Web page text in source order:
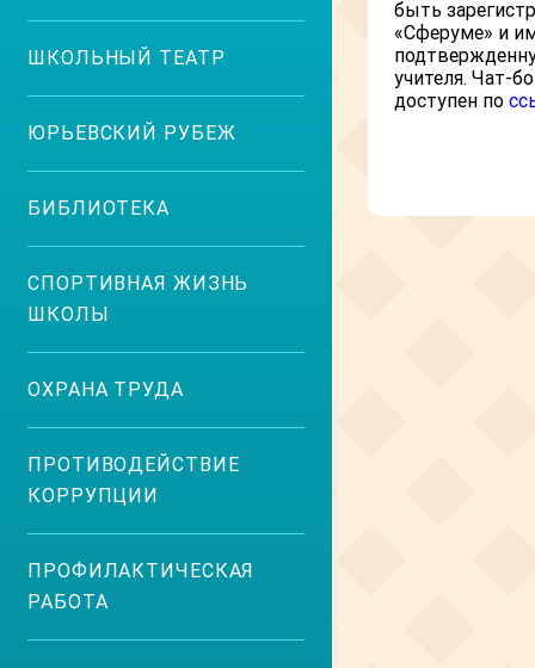
ШКОЛЬНЫЙ ТЕАТР
ЮРЬЕВСКИЙ РУБЕЖ
БИБЛИОТЕКА
СПОРТИВНАЯ ЖИЗНЬ
ШКОЛЫ
ОХРАНА ТРУДА
ПРОТИВОДЕЙСТВИЕ
КОРРУПЦИИ
ПРОФИЛАКТИЧЕСКАЯ
РАБОТА
быть
«Сферуме» и
учителя. Чат-
доступен по